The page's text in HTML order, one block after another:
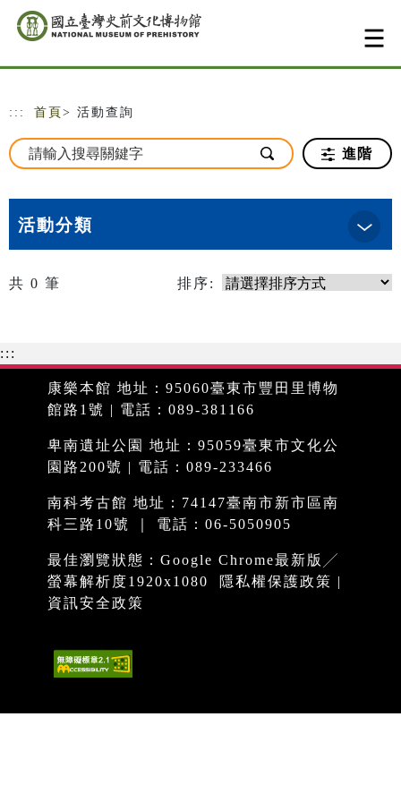
跳到主要內容
網站導覽
::: 首頁 > 活動查詢
進階
活動分類
共 0 筆 排序:
:::
康樂本館 地址：95060臺東市豐田里博物
館路1號 | 電話：089-381166
卑南遺址公園 地址：95059臺東市文化公
園路200號 | 電話：089-233466
南科考古館 地址：74147臺南市新市區南
科三路10號 ｜ 電話：06-5050905
最佳瀏覽狀態：Google Chrome最新版╱
螢幕解析度1920x1080
隱私權保護政策 |
資訊安全政策